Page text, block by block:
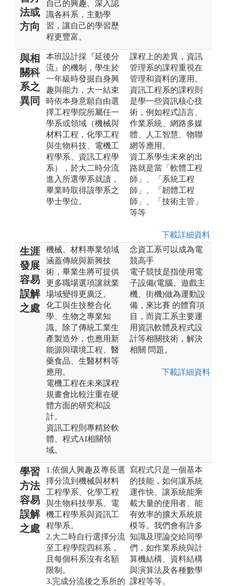
法或
方向
自己的興趣、深入認
識各科系，主動學
習，讓自己的學習歷
程更豐富。
與相
關科
系之
異同
本班設計採『延後分
流』的機制，學生於
一年級時發掘自身興
趣與能力，大一結束
時依本身意願自由選
擇工程學院所屬任一
學系或領域（機械與
材料工程，化學工程
與生物科技、電機工
程學系、資訊工程學
系），於大二時分流
進入所選學系就讀，
畢業時取得該學系之
學士學位。
課程上的差異，資訊
管理系的課程重視在
管理和資料的運用。
資訊工程系的課程則
是學一些資訊核心技
術，例如程式語言、
作業系統、網路多媒
體、人工智慧、物聯
網等應用。
資工系學生未來的出
路就是當「軟體工程
師」、「系統工程
師」、「韌體工程
師」、「技術主管」
等等
下載詳細資料
生涯
發展
容易
誤解
之處
機械、材料專業領域
涵蓋傳統與新興技
術，畢業生將可提供
更多職場選項讓就業
場域變得更廣泛。
化工與生技整合化
學、生物之專業知
識。除了傳統工業生
產製造外，也應用新
能源與環境工程、醫
藥食品、生醫材料等
應用。
電機工程在未來課程
規畫會比較注重在硬
體方面的研究和設
計。
資訊工程則專精於軟
體、程式AI相關領
域。
念資工系可以成為電
競高手
電子競技是指使用電
子設備(電腦、遊戲主
機、街機)做為運動設
備，來比賽 的體育項
目，而資工系主要運
用資訊軟體及程式設
計等相關技術，解決
相關 問題。
下載詳細資料
學習
方法
容易
誤解
之處
1.依個人興趣及專長選
擇分流到機械與材料
工程學系、化學工程
與生物科技學系、電
機工程學系與資訊工
程學系。
2.大二時自行選擇分流
至工程學院四科系，
且每個科系沒有名額
限制。
3.完成分流後之系所的
寫程式只是一個基本
的技能，如何讓系統
運作快、讓系統能乘
載大量的使用者、能
有效率的擴大系統規
模等。我們會有許多
知識及理論交給同學
們，如作業系統與計
算機結構、資料結構
與演算法及各種數學
課程等等。